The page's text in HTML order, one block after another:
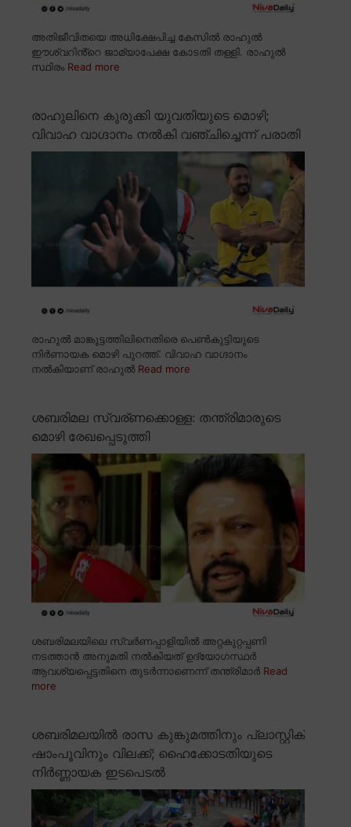
അതിജീവിതയെ അധിക്ഷേപിച്ച കേസിൽ രാഹുൽ
ഈശ്വറിൻ്റെ ജാമ്യാപേക്ഷ കോടതി തള്ളി. രാഹുൽ
സ്ഥിരം Read more
രാഹുലിനെ കുരുക്കി യുവതിയുടെ മൊഴി;
വിവാഹ വാഗ്ദാനം നൽകി വഞ്ചിച്ചെന്ന് പരാതി
രാഹുൽ മാങ്കൂട്ടത്തിലിനെതിരെ പെൺകുട്ടിയുടെ
നിർണായക മൊഴി പുറത്ത്. വിവാഹ വാഗ്ദാനം
നൽകിയാണ് രാഹുൽ Read more
ശബരിമല സ്വര്ണക്കൊള്ള: തന്ത്രിമാരുടെ
മൊഴി രേഖപ്പെടുത്തി
ശബരിമലയിലെ സ്വർണപ്പാളിയിൽ അറ്റകുറ്റപ്പണി
നടത്താൻ അനുമതി നൽകിയത് ഉദ്യോഗസ്ഥർ
ആവശ്യപ്പെട്ടതിനെ തുടർന്നാണെന്ന് തന്ത്രിമാർ Read
more
ശബരിമലയിൽ രാസ കുങ്കുമത്തിനും പ്ലാസ്റ്റിക്
ഷാംപൂവിനും വിലക്ക്; ഹൈക്കോടതിയുടെ
നിർണ്ണായക ഇടപെടൽ